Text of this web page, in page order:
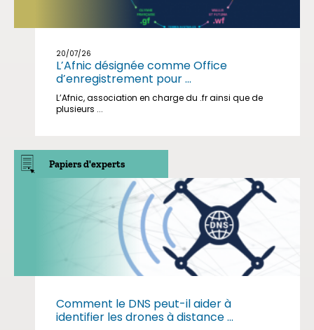
20/07/26
L’Afnic désignée comme Office
d’enregistrement pour ...
L’Afnic, association en charge du .fr ainsi que de
plusieurs ...
Papiers d'experts
Comment le DNS peut-il aider à
identifier les drones à distance ...